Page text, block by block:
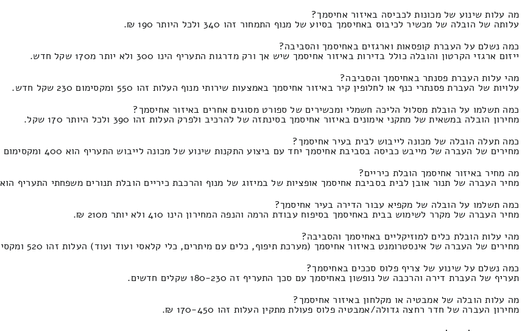
מה עלות שינוע של מכונות לכביסה באיזור אחיסמך?
עלותה של הובלה של מכשיר לכיבוס באחיסמך בסיוע של מנוף התמחור זהו 340 ולכל היותר 190 ₪.
כמה נשלם על העברת קופסאות וארגזים באחיסמך והסביבה?
ייזום ארגזי הקרטון והובלה כולל בדירות באיזור אחיסמך שיש אך ורק מדרגות התעריף הינו 300 ולא יותר מ170 שקל חדש.
מהי עלות העברת פסנתר באחיסמך והסביבה?
עלויות של העברת פסנתרי כנף או לחלופין קיר באיזור אחיסמך באמצעות שירותי מנוף העלות זהו 550 ומקסימום 230 שקל חדש.
כמה תשלמו על הובלת מסלול הליכה חשמלי ומכשירים של ספורט מסוגים אחרים באיזור אחיסמך?
מחירון הובלה במשאית של מתקני אימונים באיזור אחיסמך בסינתזה של להרכיב ולפרק העלות זהו 390 ולכל היותר 170 שקל.
כמה תעלה הובלה של מכונה לייבוש לבית בעיר אחיסמך?
מחירים של העברה של מייבש כביסה בסביבת אחיסמך יחד עם ביצוע התקנות שינוע של מכונה לייבוש התעריף הוא 400 ומקסימום 180 שקל.
מה מחיר באיזור אחיסמך הובלת כיריים?
מחיר העברה של תנור אובן לבית בסביבת אחיסמך אופציות של במיזוג של מנוף והרכבת כיריים הובלת תנורים משפחתי התעריף הוא 410 ומקסימום 170 שקלים חדשים.
כמה תשלמו על הובלה של מקפיא עבור הדירה בעיר אחיסמך?
מחיר העברה של מקרר לשימוש בבית באחיסמך בסיפוח עבודת הרמה והנפה המחירון הינו 410 ולא יותר מ210 ₪.
מהי עלות הובלת כלים למוזיקליים באחיסמך והסביבה?
מחירים של העברה של אינסטרומנט באיזור אחיסמך (מערכת תיפוף, כלים עם מיתרים, כלי קלאסי ועוד ועוד) העלות זהו 520 ומקסימום 210 ש"ח.
כמה נשלם על שינוע של צריף פלוס סככים באחיסמך?
תעריף של העברת דירה והרכבה של נופשון באחיסמך עם סכך התעריף זה 180-230 שקלים חדשים.
מה עלות הובלה של אמבטיה או מקלחון באיזור אחיסמך?
מחירון העברה של חדר רחצה גדולה/אמבטיה פלוס פעולת מתקין העלות זהו 170-450 ₪.